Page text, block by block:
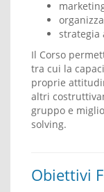
strategia
Il Corso
tra cui la
proprie
altri
gruppo e
solving.
Obiettivi